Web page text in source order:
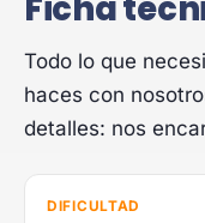
Todo lo que
haces con
detalles: nos
DIFICULTAD